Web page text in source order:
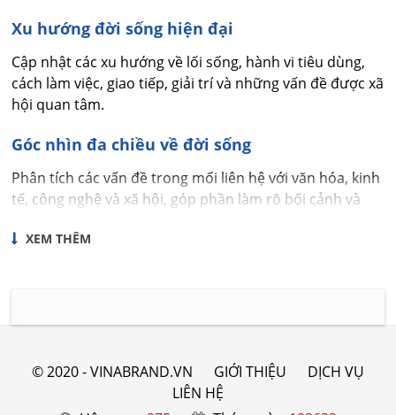
Xu hướng đời sống hiện đại
Cập nhật các xu hướng về lối sống, hành vi tiêu dùng,
cách làm việc, giao tiếp, giải trí và những vấn đề được xã
hội quan tâm.
Góc nhìn đa chiều về đời sống
Phân tích các vấn đề trong mối liên hệ với văn hóa, kinh
tế, công nghệ và xã hội, góp phần làm rõ bối cảnh và
dung ưu tiên giá trị tham khảo, giúp người đọc hiểu
đúng bối cảnh trước mỗi vấn đề.
XEM THÊM
© 2020 - VINABRAND.VN GIỚI THIỆU
DỊCH VỤ
LIÊN HỆ